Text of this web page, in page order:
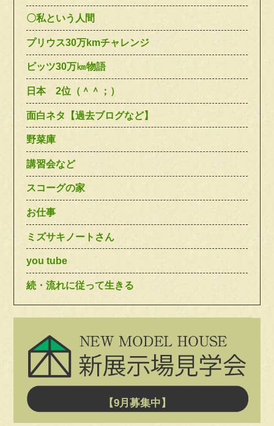
〇私という人間
プリウス30万kmチャレンジ
ビッツ30万㎞物語
日本 2位（＾＾；）
面白ネタ【過去ブログなど】
野菜庫
講習会など
スコーグの家
お仕事
ミズサキノートさん
you tube
続・流れに従って生きる
【9月募集中】